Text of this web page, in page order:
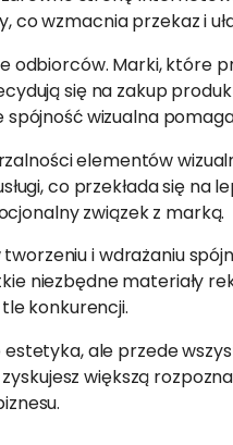
wzmacnia przekaz i
odbiorców. Marki, które
się na zakup
wizualna
elementów
co przekłada się na
związek z marką.
i wdrażaniu
niezbędne materiały
konkurencji.
ale przede
większą